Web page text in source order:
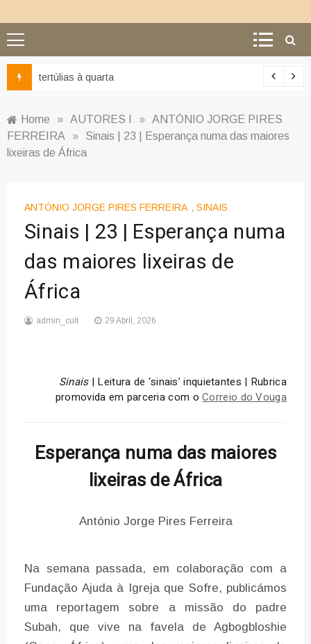
tertúlias à quarta
Home » AUTORES I » ANTÓNIO JORGE PIRES
FERREIRA
»
Sinais | 23 | Esperança numa das maiores
lixeiras de África
ANTÓNIO JORGE PIRES FERREIRA , SINAIS
Sinais | 23 | Esperança numa
das maiores lixeiras de
África
admin_cult 29 Abril, 2026
Sinais| Leitura de ‘sinais’ inquietantes | Rubrica
promovida em parceria com oCorreio do Vouga
Esperança numa das maiores
lixeiras de África
António Jorge Pires Ferreira
Na semana passada, em colaboração com a
Fundação Ajuda à Igreja que Sofre, publicámos
uma reportagem sobre a missão do padre
Subah, que vive na favela de Agbogbloshie